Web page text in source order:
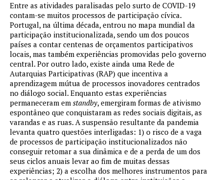
Entre as atividades paralisadas pelo surto de COVID-19
contam-se muitos processos de participação cívica.
Portugal, na última década, entrou no mapa mundial da
participação institucionalizada, sendo um dos poucos
países a contar centenas de orçamentos participativos
locais, mas também experiências promovidas pelo governo
central. Por outro lado, existe ainda uma Rede de
Autarquias Participativas (RAP) que incentiva a
aprendizagem mútua de processos inovadores centrados
no diálogo social. Enquanto estas experiências
permaneceram em standby, emergiram formas de ativismo
espontâneo que conquistaram as redes sociais digitais, as
varandas e as ruas. A suspensão resultante da pandemia
levanta quatro questões interligadas: 1) o risco de a vaga
de processos de participação institucionalizados não
conseguir retomar a sua dinâmica e de a perda de um dos
seus ciclos anuais levar ao fim de muitas dessas
experiências; 2) a escolha dos melhores instrumentos para